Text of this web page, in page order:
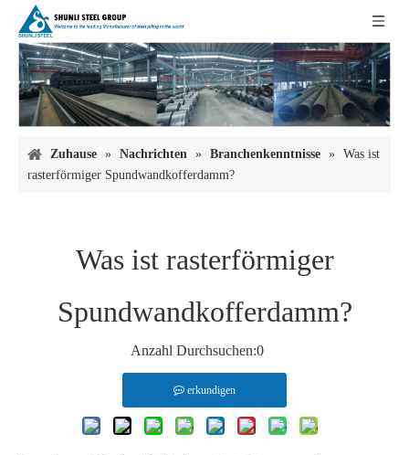
Zuhause » Nachrichten » Branchenkenntnisse » Was ist
rasterförmiger Spundwandkofferdamm?
Was ist rasterförmiger
Spundwandkofferdamm?
Anzahl Durchsuchen:0
erkundigen